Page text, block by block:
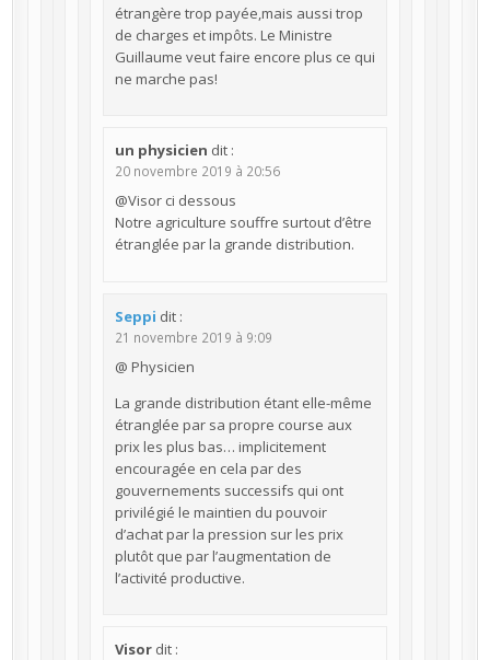
étrangère trop payée,mais aussi trop
de charges et impôts. Le Ministre
Guillaume veut faire encore plus ce qui
ne marche pas!
un physicien dit :
20 novembre 2019 à 20:56
@Visor ci dessous
Notre agriculture souffre surtout d’être
étranglée par la grande distribution.
Seppi dit :
21 novembre 2019 à 9:09
@ Physicien
La grande distribution étant elle-même
étranglée par sa propre course aux
prix les plus bas… implicitement
encouragée en cela par des
gouvernements successifs qui ont
privilégié le maintien du pouvoir
d’achat par la pression sur les prix
plutôt que par l’augmentation de
l’activité productive.
Visor dit :